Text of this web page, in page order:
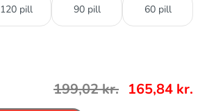
120 pill 90 pill 60 pill
199,02kr. 165,84 kr.